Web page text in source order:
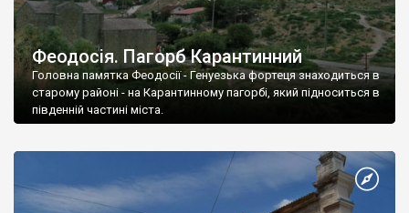
Феодосія. Пагорб Карантинний
Головна памятка Феодосії - Генуезька фортеця знаходиться в
старому районі - на Карантинному пагорбі, який підноситься в
південній частині міста.